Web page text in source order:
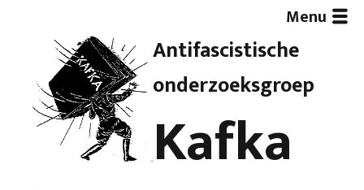
Antifascistische
onderzoeksgroep
Kafka
Menu
Artikelen
Demonstratieoverzicht